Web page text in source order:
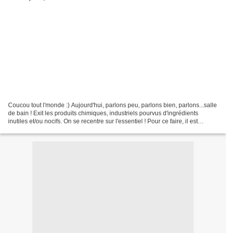
Coucou tout l'monde :) Aujourd'hui, parlons peu, parlons bien, parlons...salle
de bain ! Exit les produits chimiques, industriels pourvus d'ingrédients
inutiles et/ou nocifs. On se recentre sur l'essentiel ! Pour ce faire, il est